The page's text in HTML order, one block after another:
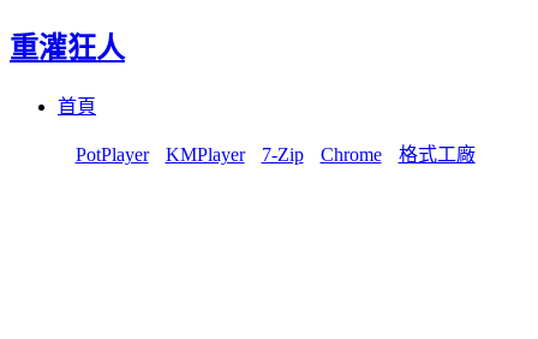
重灌狂人
首頁
PotPlayer KMPlayer 7-Zip Chrome 格式工廠